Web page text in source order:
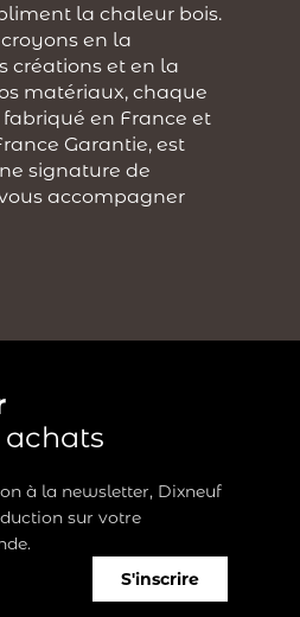
la chaleur bois.
en la
créations et en la
matériaux, chaque
en France et
Garantie, est
signature de
accompagner
achats
à la newsletter, Dixneuf
sur votre
S'inscrire